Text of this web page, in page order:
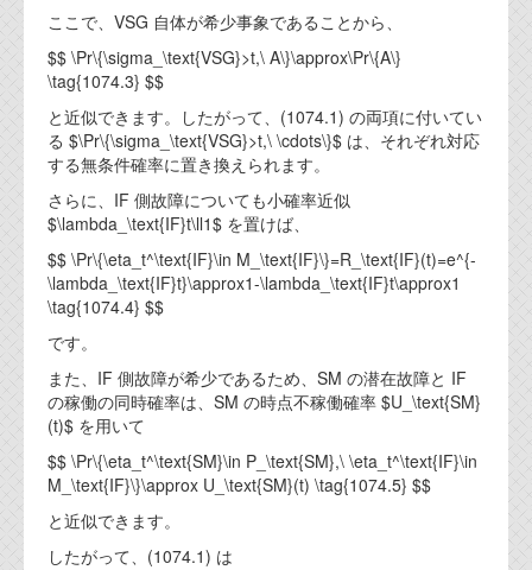
ここで、VSG 自体が希少事象であることから、
$$ \Pr\{\sigma_\text{VSG}>t,\ A\}\approx\Pr\{A\}
\tag{1074.3} $$
と近似できます。したがって、(1074.1) の両項に付いてい
る $\Pr\{\sigma_\text{VSG}>t,\ \cdots\}$ は、それぞれ対応
する無条件確率に置き換えられます。
さらに、IF 側故障についても小確率近似
$\lambda_\text{IF}t\ll1$ を置けば、
$$ \Pr\{\eta_t^\text{IF}\in M_\text{IF}\}=R_\text{IF}(t)=e^{-
\lambda_\text{IF}t}\approx1-\lambda_\text{IF}t\approx1
\tag{1074.4} $$
です。
また、IF 側故障が希少であるため、SM の潜在故障と IF
の稼働の同時確率は、SM の時点不稼働確率 $U_\text{SM}
(t)$ を用いて
$$ \Pr\{\eta_t^\text{SM}\in P_\text{SM},\ \eta_t^\text{IF}\in
M_\text{IF}\}\approx U_\text{SM}(t) \tag{1074.5} $$
と近似できます。
したがって、(1074.1) は